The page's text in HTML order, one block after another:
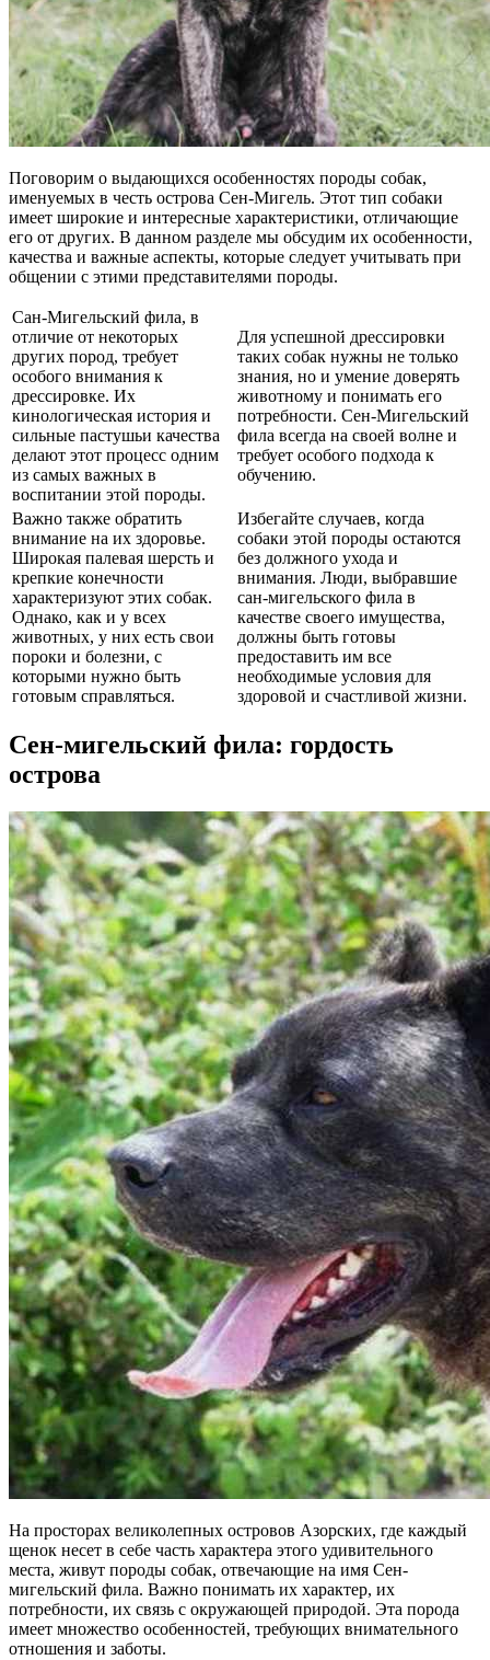
Поговорим о выдающихся особенностях породы собак,
именуемых в честь острова Сен-Мигель. Этот тип собаки
имеет широкие и интересные характеристики, отличающие
его от других. В данном разделе мы обсудим их особенности,
качества и важные аспекты, которые следует учитывать при
общении с этими представителями породы.
Сан-Мигельский фила, в
отличие от некоторых
других пород, требует
особого внимания к
дрессировке. Их
кинологическая история и
сильные пастушьи качества
делают этот процесс одним
из самых важных в
воспитании этой породы.
Для успешной дрессировки
таких собак нужны не только
знания, но и умение доверять
животному и понимать его
потребности. Сен-Мигельский
фила всегда на своей волне и
требует особого подхода к
обучению.
Важно также обратить
внимание на их здоровье.
Широкая палевая шерсть и
крепкие конечности
характеризуют этих собак.
Однако, как и у всех
животных, у них есть свои
пороки и болезни, с
которыми нужно быть
готовым справляться.
Избегайте случаев, когда
собаки этой породы остаются
без должного ухода и
внимания. Люди, выбравшие
сан-мигельского фила в
качестве своего имущества,
должны быть готовы
предоставить им все
необходимые условия для
здоровой и счастливой жизни.
Сен-мигельский фила: гордость
острова
На просторах великолепных островов Азорских, где каждый
щенок несет в себе часть характера этого удивительного
места, живут породы собак, отвечающие на имя Сен-
мигельский фила. Важно понимать их характер, их
потребности, их связь с окружающей природой. Эта порода
имеет множество особенностей, требующих внимательного
отношения и заботы.